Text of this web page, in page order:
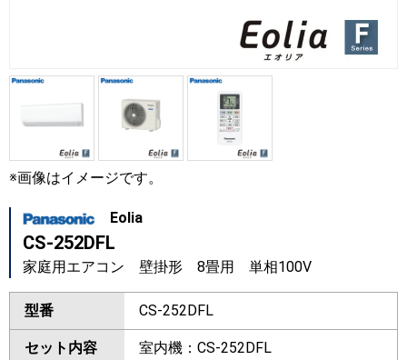
※画像はイメージです。
Eolia
CS-252DFL
家庭用エアコン 壁掛形 8畳用 単相100V
型番 CS-252DFL
セット内容
室内機：CS-252DFL